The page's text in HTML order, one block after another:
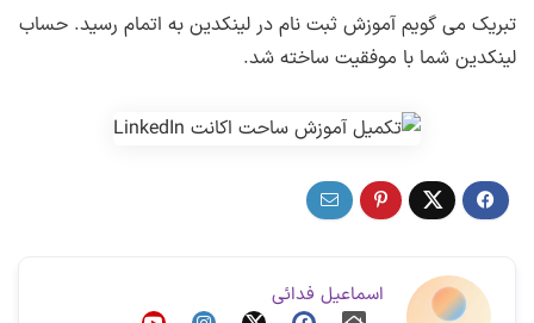
تبریک می گویم آموزش ثبت نام در لینکدین به اتمام رسید. حساب
لینکدین شما با موفقیت ساخته شد.
اسماعیل فدائی